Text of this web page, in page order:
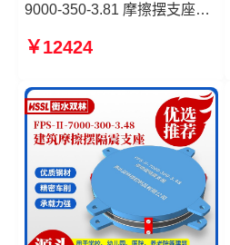
9000-350-3.81 摩擦摆支座源
7000-400-4.11生产厂家 建筑
￥12424